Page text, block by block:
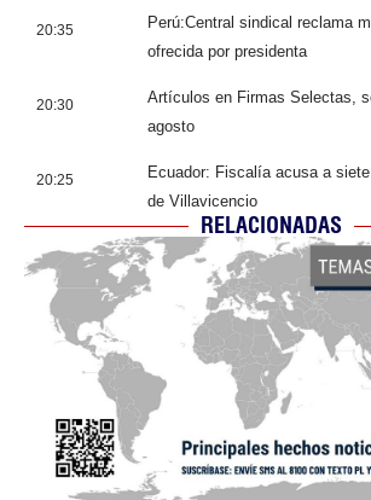
20:35
Perú:Central sindical reclama
ofrecida por presidenta
20:30
Artículos en Firmas Selectas,
agosto
20:25
Ecuador: Fiscalía acusa a
de Villavicencio
RELACIONADAS